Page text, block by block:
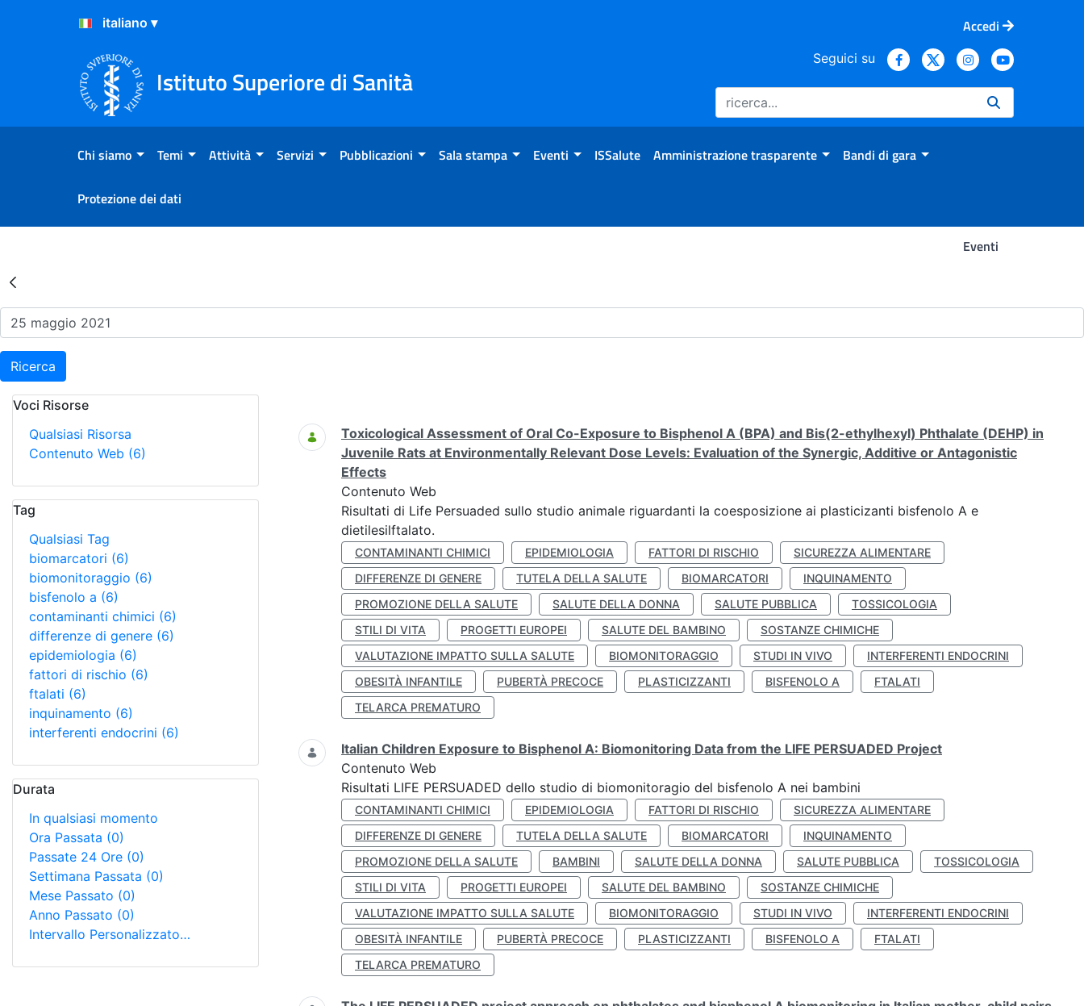
Salta al Contenuto
Salta al Footer
Accedi
Istituto Superiore di Sanità
Seguici su
Chi siamo Temi Attività Servizi Pubblicazioni Sala stampa Eventi ISSalute Amministrazione trasparente Bandi di gara
Protezione dei dati
Eventi
Risultati della Ricerca - Eventi
Ricerca
Voci Risorse
Qualsiasi Risorsa
Contenuto Web (6)
Tag
Qualsiasi Tag
biomarcatori (6)
biomonitoraggio (6)
bisfenolo a (6)
contaminanti chimici (6)
differenze di genere (6)
epidemiologia (6)
fattori di rischio (6)
ftalati (6)
inquinamento (6)
interferenti endocrini (6)
Durata
In qualsiasi momento
Ora Passata (0)
Passate 24 Ore (0)
Settimana Passata (0)
Mese Passato (0)
Anno Passato (0)
Intervallo Personalizzato…
Ricerca
Toxicological Assessment of Oral Co-Exposure to Bisphenol A (BPA) and Bis(2-ethylhexyl) Phthalate (DEHP) in
Juvenile Rats at Environmentally Relevant Dose Levels: Evaluation of the Synergic, Additive or Antagonistic
Effects
Contenuto Web
Risultati di Life Persuaded sullo studio animale riguardanti la coesposizione ai plasticizanti bisfenolo A e
dietilesilftalato.
CONTAMINANTI CHIMICI EPIDEMIOLOGIA FATTORI DI RISCHIO
SICUREZZA ALIMENTARE
DIFFERENZE DI GENERE
TUTELA DELLA SALUTE BIOMARCATORI
INQUINAMENTO
PROMOZIONE DELLA SALUTE
SALUTE DELLA DONNA SALUTE PUBBLICA
TOSSICOLOGIA
STILI DI VITA
PROGETTI EUROPEI SALUTE DEL BAMBINO
SOSTANZE CHIMICHE
VALUTAZIONE IMPATTO SULLA SALUTE
BIOMONITORAGGIO STUDI IN VIVO
INTERFERENTI ENDOCRINI
OBESITÀ INFANTILE
PUBERTÀ PRECOCE PLASTICIZZANTI BISFENOLO A
FTALATI
TELARCA PREMATURO
Italian Children Exposure to Bisphenol A: Biomonitoring Data from the LIFE PERSUADED Project
Contenuto Web
Risultati LIFE PERSUADED dello studio di biomonitoragio del bisfenolo A nei bambini
CONTAMINANTI CHIMICI EPIDEMIOLOGIA FATTORI DI RISCHIO
SICUREZZA ALIMENTARE
DIFFERENZE DI GENERE
TUTELA DELLA SALUTE BIOMARCATORI
INQUINAMENTO
PROMOZIONE DELLA SALUTE
BAMBINI SALUTE DELLA DONNA SALUTE PUBBLICA
TOSSICOLOGIA
STILI DI VITA
PROGETTI EUROPEI SALUTE DEL BAMBINO
SOSTANZE CHIMICHE
VALUTAZIONE IMPATTO SULLA SALUTE
BIOMONITORAGGIO STUDI IN VIVO
INTERFERENTI ENDOCRINI
OBESITÀ INFANTILE
PUBERTÀ PRECOCE PLASTICIZZANTI BISFENOLO A
FTALATI
TELARCA PREMATURO